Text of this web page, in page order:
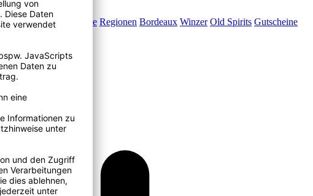
Jubiläumsweine Regionen Bordeaux Winzer Old Spirits Gutscheine